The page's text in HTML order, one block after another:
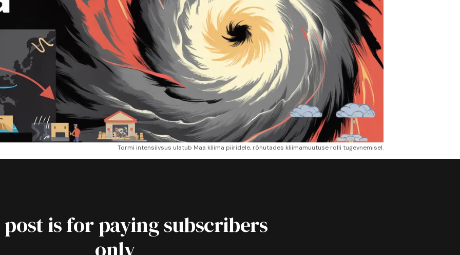
Tormi intensiivsus ulatub Maa kliima piiridele, rõhutades kliimamuutuse rolli tugevnemisel.
is for paying subscribers
only